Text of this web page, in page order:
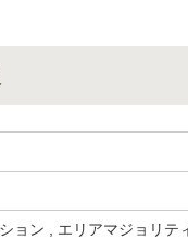
ョン , エリアマジョリテ